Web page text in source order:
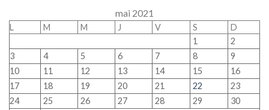
mai 2021
L M M J V S
D
1
2
3
4 5 6 7 8
9
10
11 12 13 14 15
16
17
18 19 20 21 22
23
24
25 26 27 28 29
30